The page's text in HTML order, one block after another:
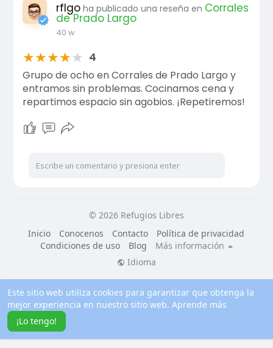
Este sitio web utiliza cookies para garantizar que obtenga la
mejor experiencia en nuestro sitio web. Aprende más
¡Lo tengo!
rflgo ha publicado una reseña en Corrales
de Prado Largo
40 w
★★★★★ 4
Grupo de ocho en Corrales de Prado Largo y
entramos sin problemas. Cocinamos cena y
repartimos espacio sin agobios. ¡Repetiremos!
© 2026 Refugios Libres
Inicio
Conocenos Contacto
Política de privacidad
Condiciones de uso
Blog
Más información
Idioma